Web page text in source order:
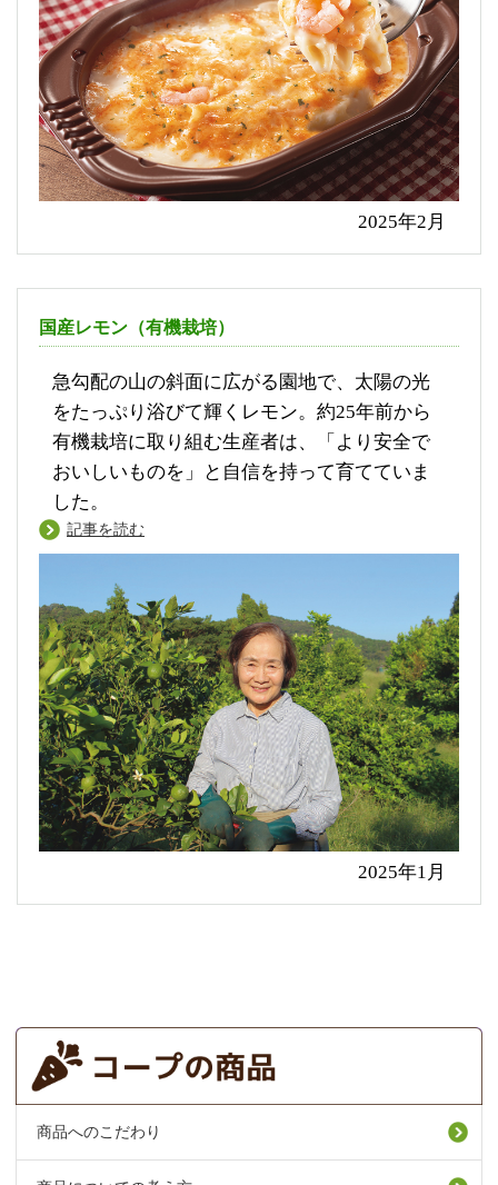
2025年2月
国産レモン（有機栽培）
急勾配の山の斜面に広がる園地で、太陽の光
をたっぷり浴びて輝くレモン。約25年前から
有機栽培に取り組む生産者は、「より安全で
おいしいものを」と自信を持って育てていま
した。
記事を読む
2025年1月
商品へのこだわり